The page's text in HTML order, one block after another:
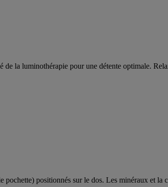
la luminothérapie pour une détente optimale.
positionnés sur le dos. Les minéraux et